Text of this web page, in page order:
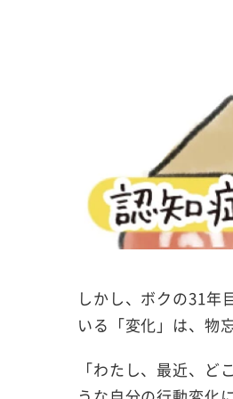
しかし、ボクの31年
いる「変化」は、物
「わたし、最近、